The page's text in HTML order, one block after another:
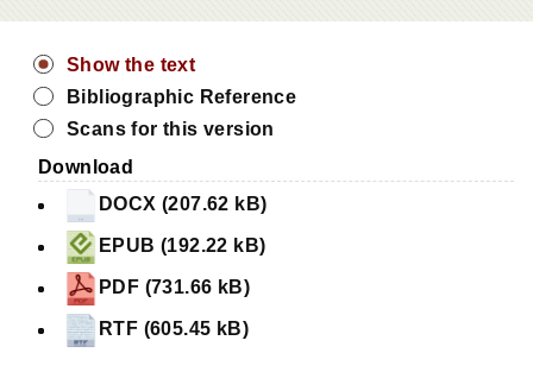
Show the text
Bibliographic Reference
Scans for this version
Download
DOCX (207.62 kB)
EPUB (192.22 kB)
PDF (731.66 kB)
RTF (605.45 kB)